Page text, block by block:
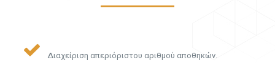
Διαχείριση απεριόριστου αριθμού αποθηκών.